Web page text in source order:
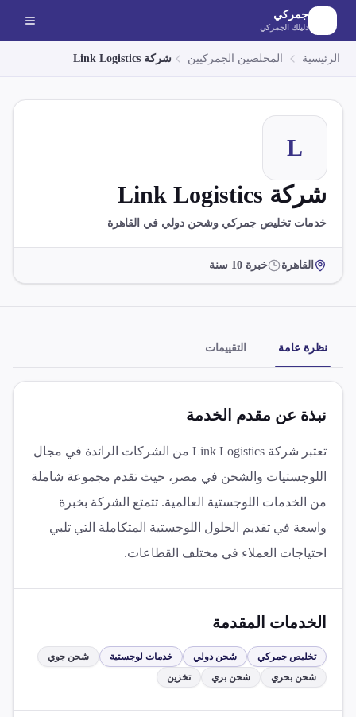
الانتقال إلى المحتوى الرئيسي
جمركي
دليلك الجمركي
الرئيسية المخلصين الجمركيين شركة Link Logistics
L
شركة Link Logistics
خدمات تخليص جمركي وشحن دولي في القاهرة
القاهرة خبرة 10 سنة
نظرة عامة التقييمات
نبذة عن مقدم الخدمة
تعتبر شركة Link Logistics من الشركات الرائدة في مجال
اللوجستيات والشحن في مصر، حيث تقدم مجموعة شاملة
من الخدمات اللوجستية العالمية. تتمتع الشركة بخبرة
واسعة في تقديم الحلول اللوجستية المتكاملة التي تلبي
احتياجات العملاء في مختلف القطاعات.
الخدمات المقدمة
تخليص جمركي شحن دولي خدمات لوجستية
شحن جوي
شحن بحري
شحن بري تخزين